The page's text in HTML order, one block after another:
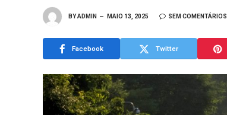
BYADMIN MAIO 13, 2025 SEM COMENTÁRIOS
Facebook Twitter